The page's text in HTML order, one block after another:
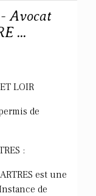
Avocat
...
LOIR
de
:
est une
de